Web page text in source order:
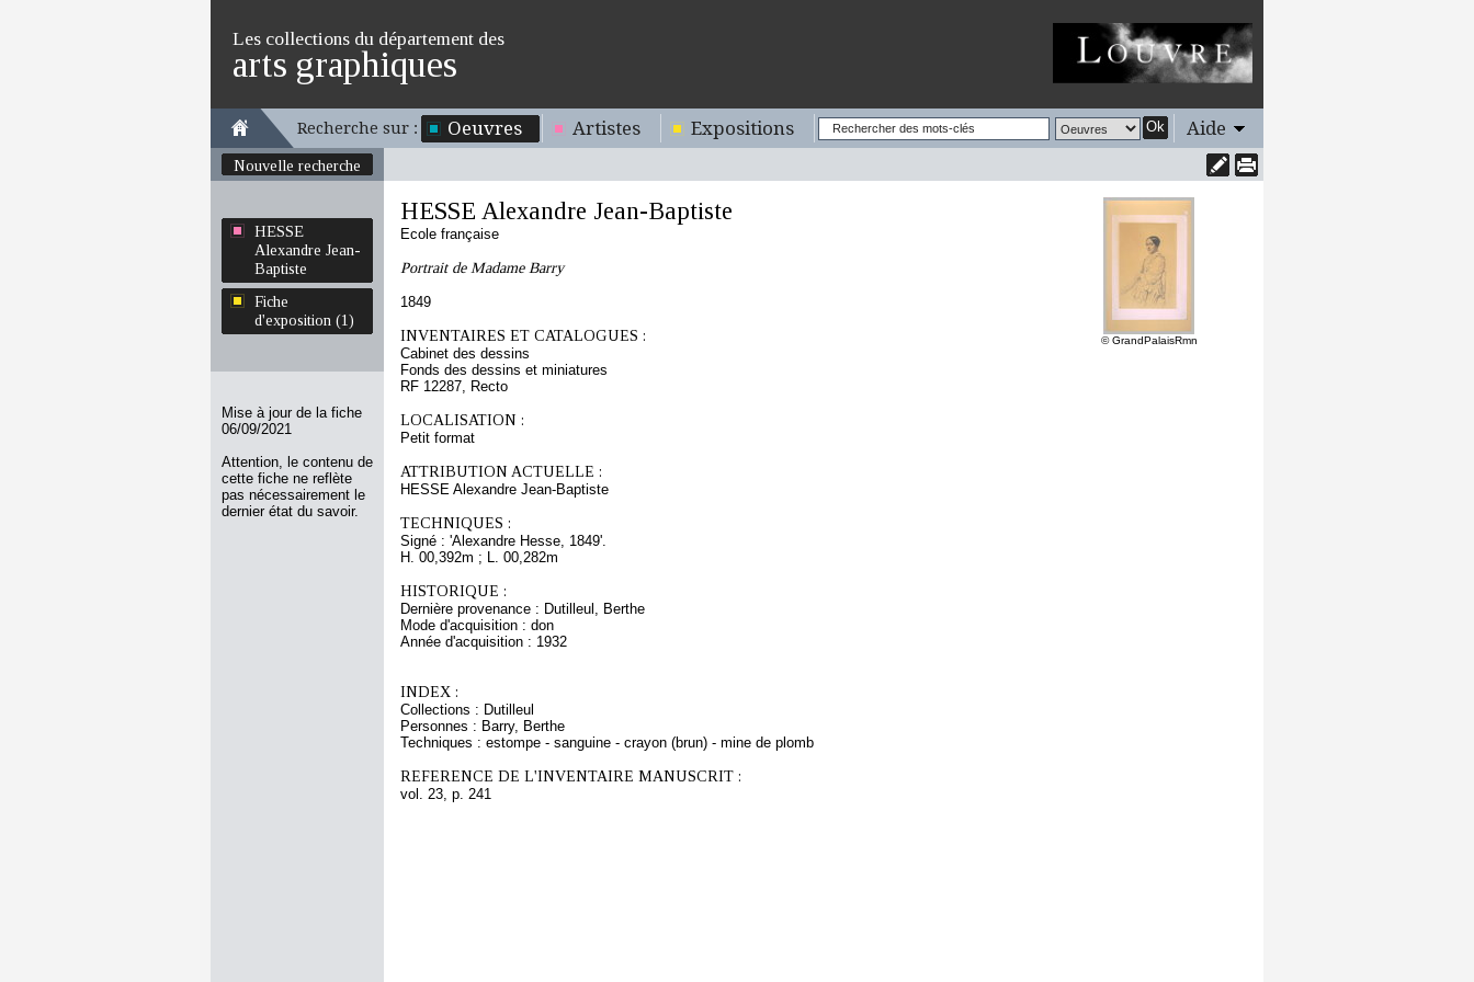
Les collections du département des
arts graphiques
Recherche sur : Oeuvres Artistes Expositions Ok Aide
Nouvelle recherche
HESSE
Alexandre Jean-
Baptiste
Fiche
d'exposition (1)
Mise à jour de la fiche
06/09/2021
Attention, le contenu de
cette fiche ne reflète
pas nécessairement le
dernier état du savoir.
© GrandPalaisRmn
HESSE Alexandre Jean-Baptiste
Ecole française
Portrait de Madame Barry
1849
INVENTAIRES ET CATALOGUES :
Cabinet des dessins
Fonds des dessins et miniatures
RF 12287, Recto
LOCALISATION :
Petit format
ATTRIBUTION ACTUELLE :
HESSE Alexandre Jean-Baptiste
TECHNIQUES :
Signé : 'Alexandre Hesse, 1849'.
H. 00,392m ; L. 00,282m
HISTORIQUE :
Dernière provenance : Dutilleul, Berthe
Mode d'acquisition : don
Année d'acquisition : 1932
INDEX :
Collections : Dutilleul
Personnes : Barry, Berthe
Techniques : estompe - sanguine - crayon (brun) - mine de plomb
REFERENCE DE L'INVENTAIRE MANUSCRIT :
vol. 23, p. 241